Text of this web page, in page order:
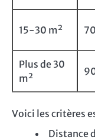
15-30 m²
Plus de 30
m²
Voici les critères
Distance